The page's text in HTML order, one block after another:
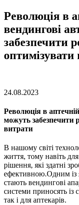
Революція в
вендингові
забезпечити
оптимізувати
24.08.2023
Революція в
можуть забезпечити
витрати
В нашому світі
життя, тому навіть
рішення, які здатні
ефективною.Одним із
стають вендингові
системи приносять із
так і для аптекарів.